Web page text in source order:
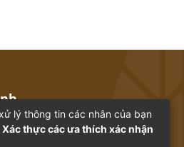
lý thông tin các nhân của bạn
Xác thực các ưa thích xác nhận